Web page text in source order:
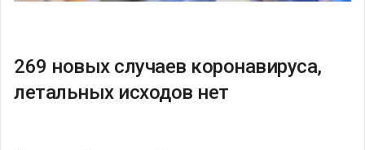
269 новых случаев коронавируса,
летальных исходов нет